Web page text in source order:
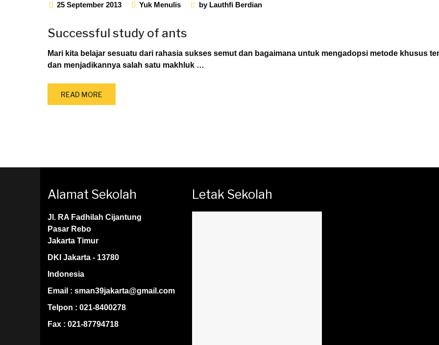
25 September 2013 Yuk Menulis by Lauthfi Berdian
Successful study of ants
Mari kita belajar sesuatu dari rahasia sukses semut dan bagaimana untuk mengadopsi metode khusus
dan menjadikannya salah satu makhluk …
READ MORE
Alamat Sekolah
Jl. RA Fadhilah Cijantung
Pasar Rebo
Jakarta Timur
DKI Jakarta - 13780
Indonesia
Email : sman39jakarta@gmail.com
Telpon : 021-8400278
Fax : 021-87794718
Letak Sekolah